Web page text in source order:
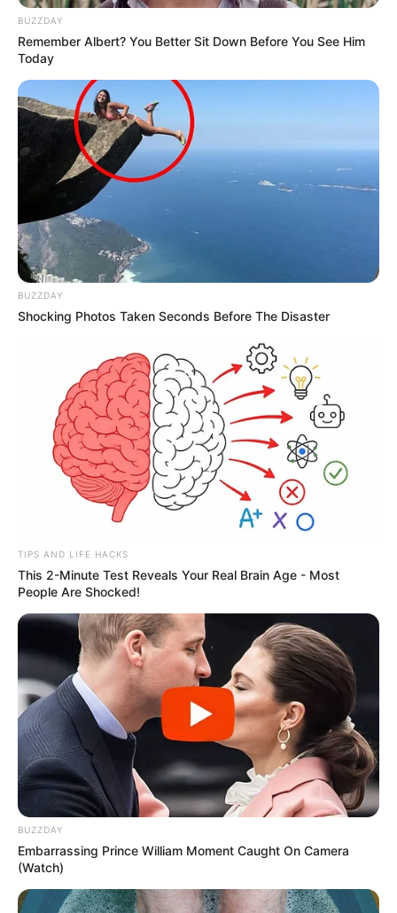
BUZZDAY
Remember Albert? You Better Sit Down Before You See Him
Today
BUZZDAY
Shocking Photos Taken Seconds Before The Disaster
TIPS AND LIFE HACKS
This 2-Minute Test Reveals Your Real Brain Age - Most
People Are Shocked!
BUZZDAY
Embarrassing Prince William Moment Caught On Camera
(Watch)